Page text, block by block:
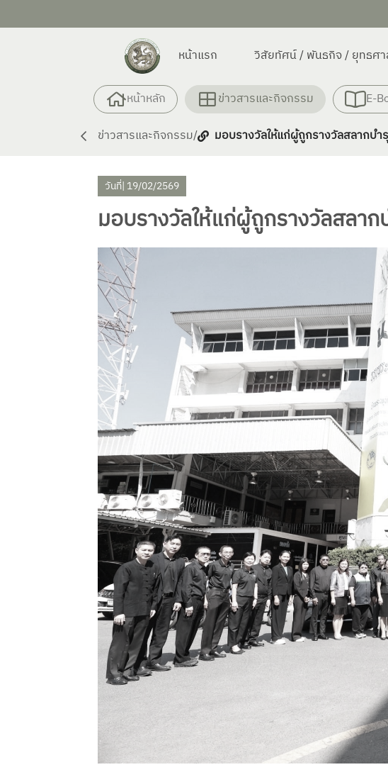
หน้าแรก วิสัยทัศน์ / พันธกิจ / ยุทธศ
หน้าหลัก ข่าวสารและกิจกรรม E-
ข่าวสารและกิจกรรม/ มอบรางวัลให้แก่ผู้ถูกรางวัลสลากบ
วันที่| 19/02/2569
มอบรางวัลให้แก่ผู้ถูกรางวัลสลา